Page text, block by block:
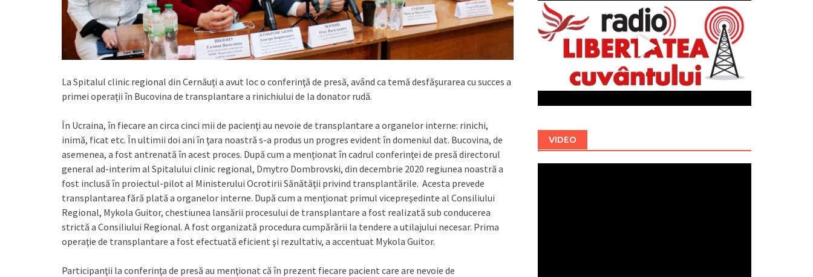
La Spitalul clinic regional din Cernăuţi a avut loc o conferinţă de presă, având ca temă desfăşurarea cu succes a
primei operaţii în Bucovina de transplantare a rinichiului de la donator rudă.
În Ucraina, în fiecare an circa cinci mii de pacienţi au nevoie de transplantare a organelor interne: rinichi,
inimă, ficat etc. În ultimii doi ani în ţara noastră s-a produs un progres evident în domeniul dat. Bucovina, de
asemenea, a fost antrenată în acest proces. După cum a menţionat în cadrul conferinţei de presă directorul
general ad-interim al Spitalului clinic regional, Dmytro Dombrovski, din decembrie 2020 regiunea noastră a
fost inclusă în proiectul-pilot al Ministerului Ocrotirii Sănătăţii privind transplantările. Acesta prevede
transplantarea fără plată a organelor interne. După cum a menţionat primul vicepreşedinte al Consiliului
Regional, Mykola Guitor, chestiunea lansării procesului de transplantare a fost realizată sub conducerea
strictă a Consiliului Regional. A fost organizată procedura cumpărării la tendere a utilajului necesar. Prima
operaţie de transplantare a fost efectuată eficient şi rezultativ, a accentuat Mykola Guitor.
Participanţii la conferinţa de presă au menţionat că în prezent fiecare pacient care are nevoie de
VIDEO